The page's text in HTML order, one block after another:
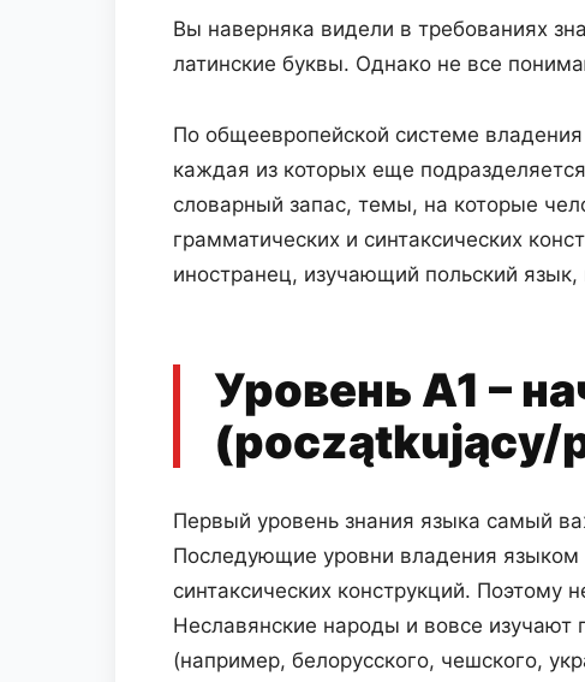
Вы наверняка видели в требованиях
латинские буквы. Однако не все
По общеевропейской системе
каждая из которых еще
словарный запас, темы, на которые
грамматических и синтаксических
иностранец, изучающий польский
Уровень А1 –
(początkujący/
Первый уровень знания языка самый
Последующие уровни владения языком
синтаксических конструкций. Поэтому
Неславянские народы и вовсе изучают
(например, белорусского, чешского,